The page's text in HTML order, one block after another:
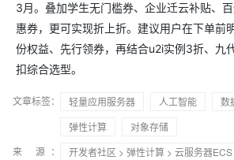
3月。叠加学生无门槛券、企业迁云补贴、
惠券，更可实现折上折。建议用户在下单前
份权益、先行领券，再结合u2i实例3折、九
扣综合选型。
文章标签： 轻量应用服务器 人工智能 数
弹性计算
对象存储
来 源：
开发者社区 > 弹性计算 > 云服务器ECS